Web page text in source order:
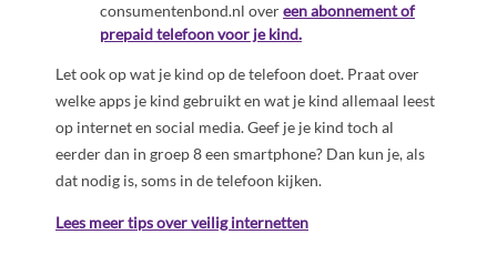
consumentenbond.nl overeen abonnement of
prepaid telefoon voor je kind.
Let ook op wat je kind op de telefoon doet. Praat over
welke apps je kind gebruikt en wat je kind allemaal leest
op internet en social media. Geef je je kind toch al
eerder dan in groep 8 een smartphone? Dan kun je, als
dat nodig is, soms in de telefoon kijken.
Lees meer tips over veilig internetten